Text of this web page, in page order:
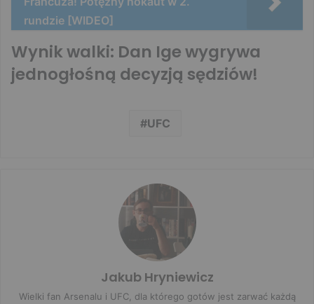
rundzie [WIDEO]
Wynik walki: Dan Ige wygrywa
jednogłośną decyzją sędziów!
UFC
Jakub Hryniewicz
Wielki fan Arsenalu i UFC, dla którego gotów jest zarwać każdą